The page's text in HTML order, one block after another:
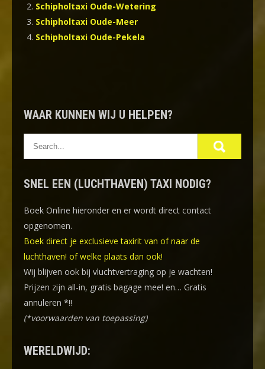
Schipholtaxi Oude-Wetering
Schipholtaxi Oude-Meer
Schipholtaxi Oude-Pekela
WAAR KUNNEN WIJ U HELPEN?
SNEL EEN (LUCHTHAVEN) TAXI NODIG?
Boek Online hieronder en er wordt direct contact
opgenomen.
Boek direct je exclusieve taxirit van of naar de
luchthaven! of welke plaats dan ook!
Wij blijven ook bij vluchtvertraging op je wachten!
Prijzen zijn all-in, gratis bagage mee! en… Gratis
annuleren *!!
(*voorwaarden van toepassing)
WERELDWIJD: